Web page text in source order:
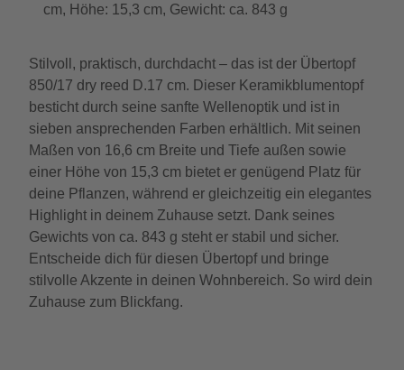
cm, Höhe: 15,3 cm, Gewicht: ca. 843 g
Stilvoll, praktisch, durchdacht – das ist der Übertopf
850/17 dry reed D.17 cm. Dieser Keramikblumentopf
besticht durch seine sanfte Wellenoptik und ist in
sieben ansprechenden Farben erhältlich. Mit seinen
Maßen von 16,6 cm Breite und Tiefe außen sowie
einer Höhe von 15,3 cm bietet er genügend Platz für
deine Pflanzen, während er gleichzeitig ein elegantes
Highlight in deinem Zuhause setzt. Dank seines
Gewichts von ca. 843 g steht er stabil und sicher.
Entscheide dich für diesen Übertopf und bringe
stilvolle Akzente in deinen Wohnbereich. So wird dein
Zuhause zum Blickfang.